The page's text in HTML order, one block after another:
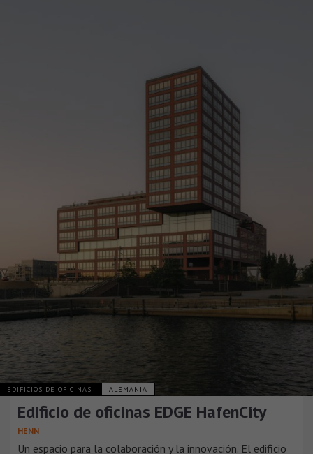
EDIFICIOS DE OFICINAS ALEMANIA
Edificio de oficinas EDGE HafenCity
HENN
Un espacio para la colaboración y la innovación. El edificio